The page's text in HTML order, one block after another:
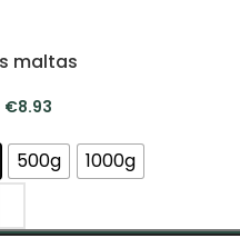
maltas
€8.93
500g 1000g